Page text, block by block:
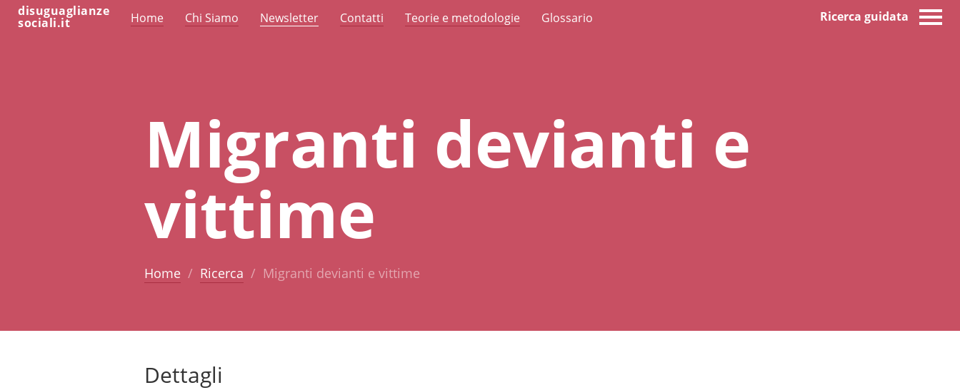
disuguaglianze
sociali.it Home Chi Siamo Newsletter Contatti Teorie e metodologie Glossario Ricerca guidata
Migranti devianti e
vittime
Home Ricerca Migranti devianti e vittime
Dettagli